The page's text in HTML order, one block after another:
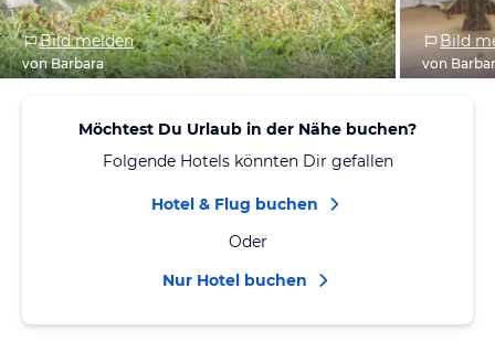
Bild melden
von Barbara
Bild
von
Möchtest Du Urlaub in der Nähe buchen?
Folgende Hotels könnten Dir gefallen
Hotel & Flug buchen
Oder
Nur Hotel buchen